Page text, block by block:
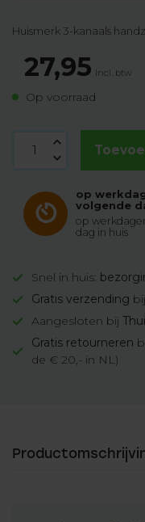
Huismerk 3-kanaals
27,95 Incl. btw
Op voorraad
op
volgende
op
dag in huis
Snel in huis:
Gratis verzending
Aangesloten bij
Gratis retourneren
de € 20,- in NL)